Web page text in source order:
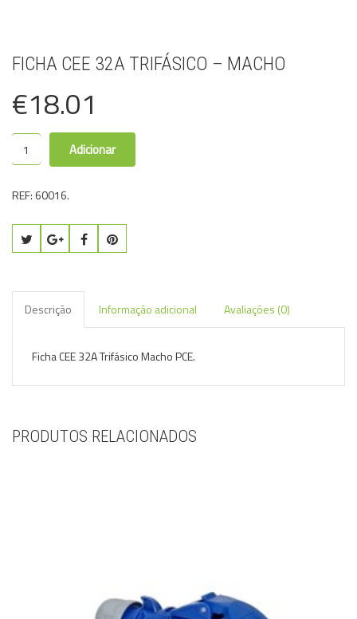
FICHA CEE 32A TRIFÁSICO – MACHO
€18.01
Adicionar
REF: 60016.
Descrição Informação adicional Avaliações (0)
Ficha CEE 32A Trifásico Macho PCE.
PRODUTOS RELACIONADOS